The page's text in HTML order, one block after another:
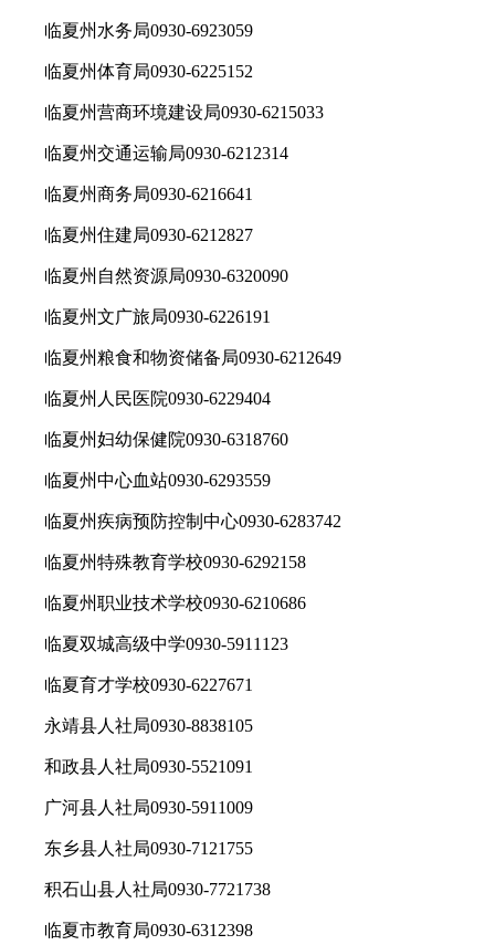
临夏州水务局0930-6923059
临夏州体育局0930-6225152
临夏州营商环境建设局0930-6215033
临夏州交通运输局0930-6212314
临夏州商务局0930-6216641
临夏州住建局0930-6212827
临夏州自然资源局0930-6320090
临夏州文广旅局0930-6226191
临夏州粮食和物资储备局0930-6212649
临夏州人民医院0930-6229404
临夏州妇幼保健院0930-6318760
临夏州中心血站0930-6293559
临夏州疾病预防控制中心0930-6283742
临夏州特殊教育学校0930-6292158
临夏州职业技术学校0930-6210686
临夏双城高级中学0930-5911123
临夏育才学校0930-6227671
永靖县人社局0930-8838105
和政县人社局0930-5521091
广河县人社局0930-5911009
东乡县人社局0930-7121755
积石山县人社局0930-7721738
临夏市教育局0930-6312398